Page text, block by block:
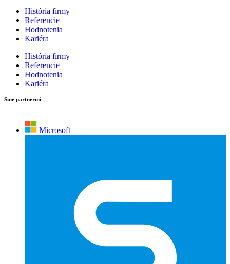
História firmy
Referencie
Hodnotenia
Kariéra
História firmy
Referencie
Hodnotenia
Kariéra
Sme partnermi
Microsoft